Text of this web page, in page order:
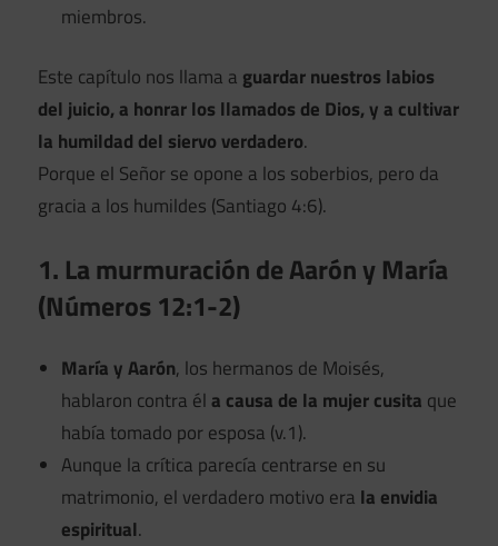
miembros.
Este capítulo nos llama a guardar nuestros labios
del juicio, a honrar los llamados de Dios, y a cultivar
la humildad del siervo verdadero.
Porque el Señor se opone a los soberbios, pero da
gracia a los humildes (Santiago 4:6).
1. La murmuración de Aarón y María
(Números 12:1-2)
María y Aarón, los hermanos de Moisés,
hablaron contra éla causa de la mujer cusita que
había tomado por esposa (v.1).
Aunque la crítica parecía centrarse en su
matrimonio, el verdadero motivo era la envidia
espiritual.